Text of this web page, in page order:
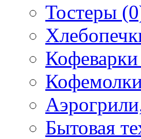
Тостеры
Бытовая